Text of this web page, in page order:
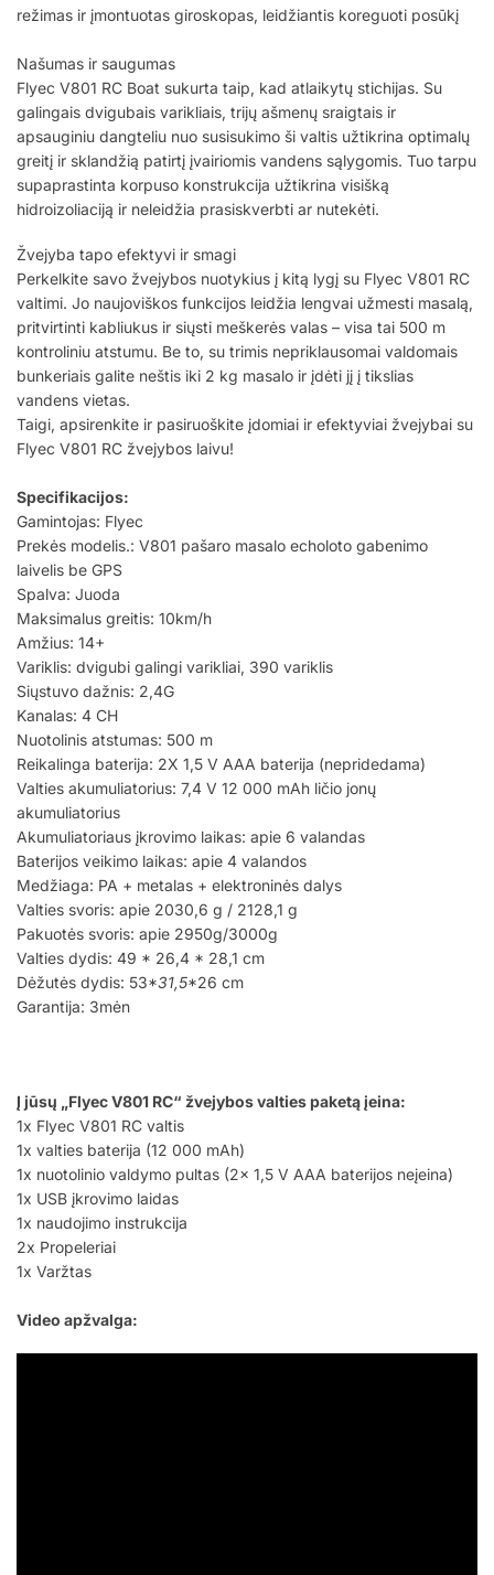
režimas ir įmontuotas giroskopas, leidžiantis koreguoti posūkį
Našumas ir saugumas
Flyec V801 RC Boat sukurta taip, kad atlaikytų stichijas. Su
galingais dvigubais varikliais, trijų ašmenų sraigtais ir
apsauginiu dangteliu nuo susisukimo ši valtis užtikrina optimalų
greitį ir sklandžią patirtį įvairiomis vandens sąlygomis. Tuo tarpu
supaprastinta korpuso konstrukcija užtikrina visišką
hidroizoliaciją ir neleidžia prasiskverbti ar nutekėti.
Žvejyba tapo efektyvi ir smagi
Perkelkite savo žvejybos nuotykius į kitą lygį su Flyec V801 RC
valtimi. Jo naujoviškos funkcijos leidžia lengvai užmesti masalą,
pritvirtinti kabliukus ir siųsti meškerės valas – visa tai 500 m
kontroliniu atstumu. Be to, su trimis nepriklausomai valdomais
bunkeriais galite neštis iki 2 kg masalo ir įdėti jį į tikslias
vandens vietas.
Taigi, apsirenkite ir pasiruoškite įdomiai ir efektyviai žvejybai su
Flyec V801 RC žvejybos laivu!
Specifikacijos:
Gamintojas: Flyec
Prekės modelis.: V801 pašaro masalo echoloto gabenimo
laivelis be GPS
Spalva: Juoda
Maksimalus greitis: 10km/h
Amžius: 14+
Variklis: dvigubi galingi varikliai, 390 variklis
Siųstuvo dažnis: 2,4G
Kanalas: 4 CH
Nuotolinis atstumas: 500 m
Reikalinga baterija: 2X 1,5 V AAA baterija (nepridedama)
Valties akumuliatorius: 7,4 V 12 000 mAh ličio jonų
akumuliatorius
Akumuliatoriaus įkrovimo laikas: apie 6 valandas
Baterijos veikimo laikas: apie 4 valandos
Medžiaga: PA + metalas + elektroninės dalys
Valties svoris: apie 2030,6 g / 2128,1 g
Pakuotės svoris: apie 2950g/3000g
Valties dydis: 49 * 26,4 * 28,1 cm
Dėžutės dydis: 53*31,5*26 cm
Garantija: 3mėn
Į jūsų „Flyec V801 RC“ žvejybos valties paketą įeina:
1x Flyec V801 RC valtis
1x valties baterija (12 000 mAh)
1x nuotolinio valdymo pultas (2x 1,5 V AAA baterijos neįeina)
1x USB įkrovimo laidas
1x naudojimo instrukcija
2x Propeleriai
1x Varžtas
Video apžvalga: